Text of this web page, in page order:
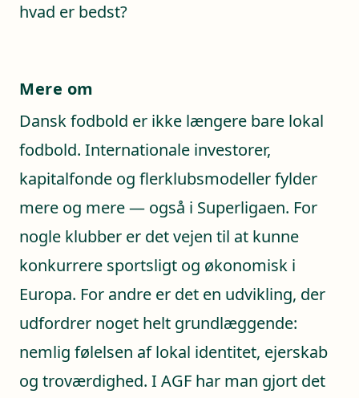
hvad er bedst?
Mere om
Dansk fodbold er ikke længere bare lokal
fodbold. Internationale investorer,
kapitalfonde og flerklubsmodeller fylder
mere og mere — også i Superligaen. For
nogle klubber er det vejen til at kunne
konkurrere sportsligt og økonomisk i
Europa. For andre er det en udvikling, der
udfordrer noget helt grundlæggende:
nemlig følelsen af lokal identitet, ejerskab
og troværdighed. I AGF har man gjort det